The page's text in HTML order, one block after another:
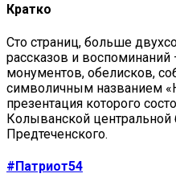
Кратко
Сто страниц, больше
рассказов и воспоминаний
монументов, обелисков,
символичным названием
презентация которого
Колыванской центральной
Предтеченского.
#Патриот54